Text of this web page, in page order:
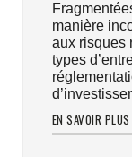
manière
aux risques
types
EN SAVOIR PLUS